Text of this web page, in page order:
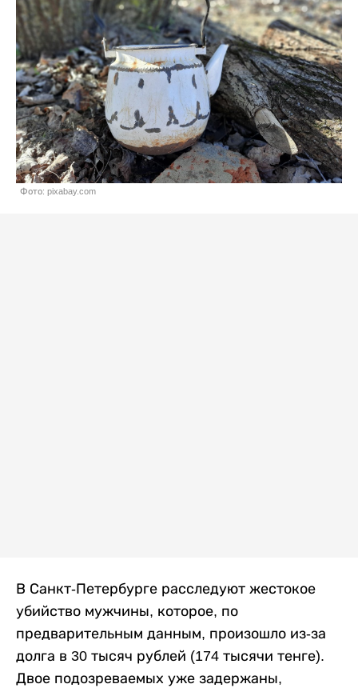
Фото: pixabay.com
В Санкт-Петербурге расследуют жестокое
убийство мужчины, которое, по
предварительным данным, произошло из-за
долга в 30 тысяч рублей (174 тысячи тенге).
Двое подозреваемых уже задержаны,